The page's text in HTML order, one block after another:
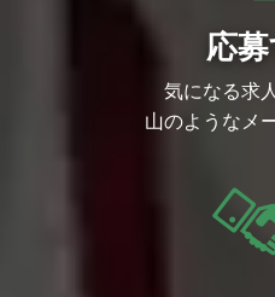
応
気になる求
山のようなメ